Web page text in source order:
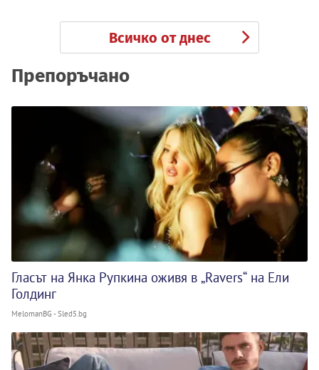
Всичко от днес
Препоръчано
Гласът на Янка Рупкина оживя в „Ravers“ на Ели
Голдинг
MelomanBG - Sled5.bg